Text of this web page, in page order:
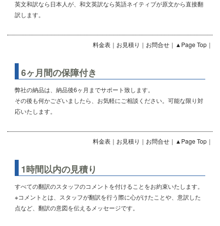
英文和訳なら日本人が、和文英訳なら英語ネイティブが原文から直接翻
訳します。
料金表 ｜ お見積り ｜ お問合せ ｜ ▲Page Top ｜
6ヶ月間の保障付き
弊社の納品は、納品後6ヶ月までサポート致します。
その後も何かございましたら、お気軽にご相談ください。可能な限り対
応いたします。
料金表 ｜ お見積り ｜ お問合せ ｜ ▲Page Top ｜
1時間以内の見積り
すべての翻訳のスタッフのコメントを付けることをお約束いたします。
※コメントとは、スタッフが翻訳を行う際に心がけたことや、意訳した
点など、翻訳の意図を伝えるメッセージです。